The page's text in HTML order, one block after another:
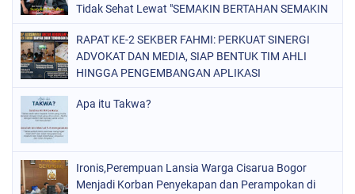
Tidak Sehat Lewat "SEMAKIN BERTAHAN SEMAKIN
RAPAT KE-2 SEKBER FAHMI: PERKUAT SINERGI
ADVOKAT DAN MEDIA, SIAP BENTUK TIM AHLI
HINGGA PENGEMBANGAN APLIKASI
Apa itu Takwa?
Ironis,Perempuan Lansia Warga Cisarua Bogor
Menjadi Korban Penyekapan dan Perampokan di